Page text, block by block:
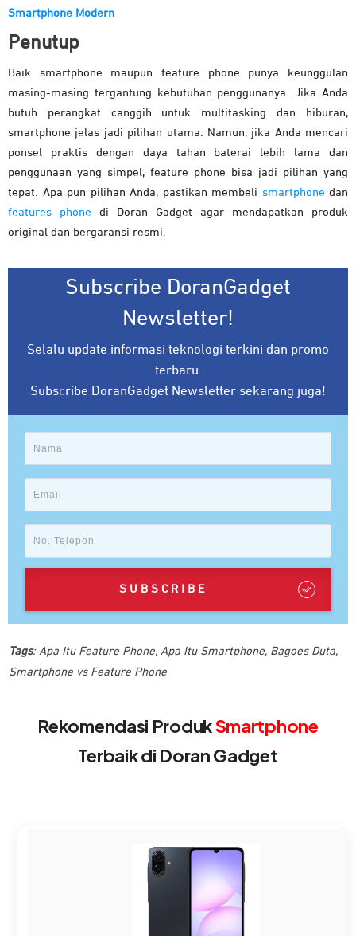
Smartphone Modern
Penutup
Baik smartphone maupun feature phone punya keunggulan
masing-masing tergantung kebutuhan penggunanya. Jika Anda
butuh perangkat canggih untuk multitasking dan hiburan,
smartphone jelas jadi pilihan utama. Namun, jika Anda mencari
ponsel praktis dengan daya tahan baterai lebih lama dan
penggunaan yang simpel, feature phone bisa jadi pilihan yang
tepat. Apa pun pilihan Anda, pastikan membeli smartphone dan
features phone di Doran Gadget agar mendapatkan produk
original dan bergaransi resmi.
Subscribe DoranGadget
Newsletter!
Selalu update informasi teknologi terkini dan promo
terbaru.
Subscribe DoranGadget Newsletter sekarang juga!
SUBSCRIBE
Tags: Apa Itu Feature Phone, Apa Itu Smartphone, Bagoes Duta,
Smartphone vs Feature Phone
Rekomendasi ProdukSmartphone
Terbaik di Doran Gadget